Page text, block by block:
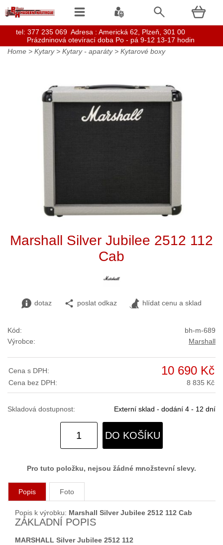
Home > Kytary> Kytary - aparáty> Kytarové boxy
Marshall Silver Jubilee 2512 112
Cab
dotaz poslat odkaz hlídat cenu a sklad
Kód:
bh-m-689
Výrobce:
Marshall
Cena s DPH: 10 690 Kč
Cena bez DPH: 8 835 Kč
Skladová dostupnost: Externí sklad - dodání 4 - 12 dní
DO KOŠÍKU
Pro tuto položku, nejsou žádné množstevní slevy.
Popis Foto
Popis k výrobku: Marshall Silver Jubilee 2512 112 Cab
ZÁKLADNÍ POPIS
MARSHALL Silver Jubilee 2512 112
tel: 377 235 069 Adresa : Americká 62, Plzeň, 301 00
Prázdninová otevírací doba Po - pá 9-12 13-17 hodin